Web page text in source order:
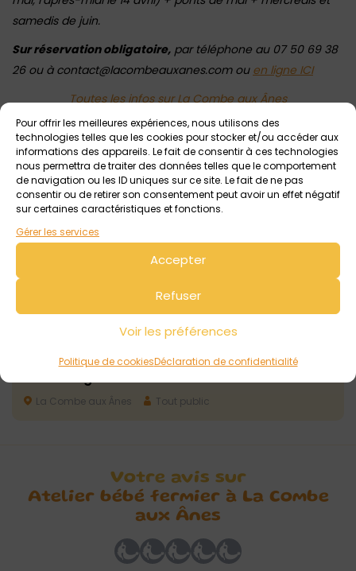
Pour offrir les meilleures expériences, nous utilisons des
technologies telles que les cookies pour stocker et/ou accéder aux
informations des appareils. Le fait de consentir à ces technologies
nous permettra de traiter des données telles que le comportement
de navigation ou les ID uniques sur ce site. Le fait de ne pas
consentir ou de retirer son consentement peut avoir un effet négatif
sur certaines caractéristiques et fonctions.
Gérer les services
Accepter
Refuser
Voir les préférences
Politique de cookiesDéclaration de confidentialité
samedis de juin.
Sur réservation obligatoire, par téléphone au 07 50 69 38
26 ou à contact@lacombeauxanes.com ou en ligne ICI
Toutes les infos sur La Combe aux Ânes
Autres événementsà venir Voir tout
3 août 2026 > 7 août 2026
Visite de la ferme pédagogique et atelier
La Combe aux Ânes Tout public
Votre avis sur
Atelier bébé fermier à La Combe
aux Ânes